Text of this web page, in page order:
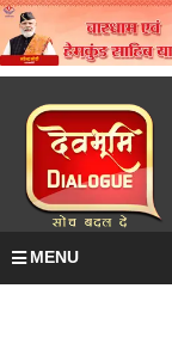
MENU